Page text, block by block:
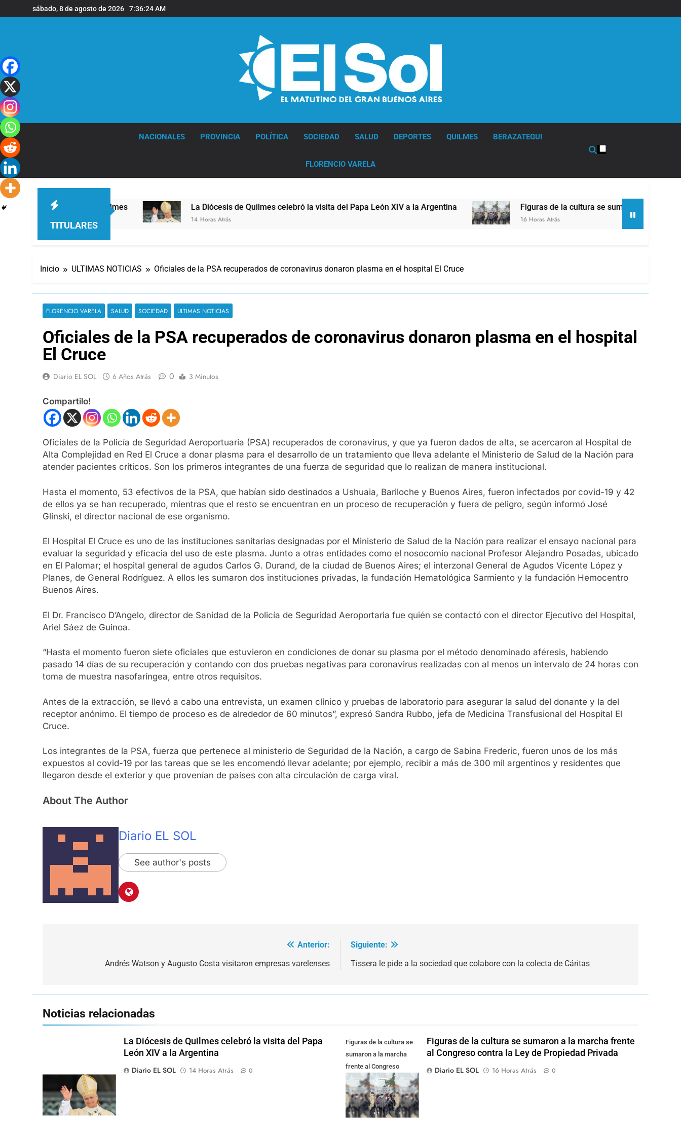
al
sábado, 8 de agosto de 2026 7:36:25 AM
NACIONALES PROVINCIA POLÍTICA SOCIEDAD SALUD DEPORTES QUILMES BERAZATEGUI
FLORENCIO VARELA
TITULARES
en la sede de Quilmes La Diócesis de Quilmes celebró la visita del Papa León XIV a la Argentina
14 Horas Atrás
Figuras de la cultura se sumaron a la marcha
16 Horas Atrás
Inicio ULTIMAS NOTICIAS Oficiales de la PSA recuperados de coronavirus donaron plasma en el hospital El Cruce
FLORENCIO VARELA SALUD SOCIEDAD ULTIMAS NOTICIAS
Oficiales de la PSA recuperados de coronavirus donaron plasma en el hospital
El Cruce
Diario EL SOL 6 Años Atrás 0 3 Minutos
Compartilo!
Oficiales de la Policía de Seguridad Aeroportuaria (PSA) recuperados de coronavirus, y que ya fueron dados de alta, se acercaron al Hospital de
Alta Complejidad en Red El Cruce a donar plasma para el desarrollo de un tratamiento que lleva adelante el Ministerio de Salud de la Nación para
atender pacientes críticos. Son los primeros integrantes de una fuerza de seguridad que lo realizan de manera institucional.
Hasta el momento, 53 efectivos de la PSA, que habían sido destinados a Ushuaia, Bariloche y Buenos Aires, fueron infectados por covid-19 y 42
de ellos ya se han recuperado, mientras que el resto se encuentran en un proceso de recuperación y fuera de peligro, según informó José
Glinski, el director nacional de ese organismo.
El Hospital El Cruce es uno de las instituciones sanitarias designadas por el Ministerio de Salud de la Nación para realizar el ensayo nacional para
evaluar la seguridad y eficacia del uso de este plasma. Junto a otras entidades como el nosocomio nacional Profesor Alejandro Posadas, ubicado
en El Palomar; el hospital general de agudos Carlos G. Durand, de la ciudad de Buenos Aires; el interzonal General de Agudos Vicente López y
Planes, de General Rodríguez. A ellos les sumaron dos instituciones privadas, la fundación Hematológica Sarmiento y la fundación Hemocentro
Buenos Aires.
El Dr. Francisco D’Angelo, director de Sanidad de la Policía de Seguridad Aeroportaria fue quién se contactó con el director Ejecutivo del Hospital,
Ariel Sáez de Guinoa.
“Hasta el momento fueron siete oficiales que estuvieron en condiciones de donar su plasma por el método denominado aféresis, habiendo
pasado 14 días de su recuperación y contando con dos pruebas negativas para coronavirus realizadas con al menos un intervalo de 24 horas con
toma de muestra nasofaríngea, entre otros requisitos.
Antes de la extracción, se llevó a cabo una entrevista, un examen clínico y pruebas de laboratorio para asegurar la salud del donante y la del
receptor anónimo. El tiempo de proceso es de alrededor de 60 minutos”, expresó Sandra Rubbo, jefa de Medicina Transfusional del Hospital El
Cruce.
Los integrantes de la PSA, fuerza que pertenece al ministerio de Seguridad de la Nación, a cargo de Sabina Frederic, fueron unos de los más
expuestos al covid-19 por las tareas que se les encomendó llevar adelante; por ejemplo, recibir a más de 300 mil argentinos y residentes que
llegaron desde el exterior y que provenían de países con alta circulación de carga viral.
About The Author
Diario EL SOL
See author's posts
Anterior:
Andrés Watson y Augusto Costa visitaron empresas varelenses
Siguiente:
Tissera le pide a la sociedad que colabore con la colecta de Cáritas
Noticias relacionadas
La Diócesis de Quilmes celebró la visita del Papa
León XIV a la Argentina
Diario EL SOL
14 Horas Atrás 0
Figuras de la cultura se
sumaron a la marcha
frente al Congreso
contra la Ley de
Propiedad Privada
Figuras de la cultura se sumaron a la marcha frente
al Congreso contra la Ley de Propiedad Privada
Diario EL SOL
16 Horas Atrás 0